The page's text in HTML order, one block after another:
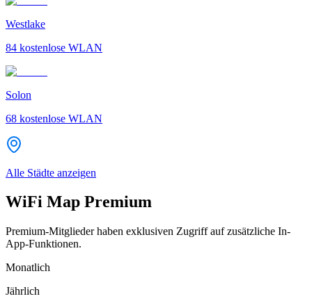
Westlake
84 kostenlose WLAN
Solon
68 kostenlose WLAN
Alle Städte anzeigen
WiFi Map Premium
Premium-Mitglieder haben exklusiven Zugriff auf zusätzliche In-
App-Funktionen.
Monatlich
Jährlich